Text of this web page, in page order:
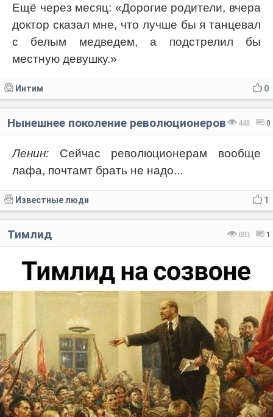
Ещё через месяц: «Дорогие родители, вчера
доктор сказал мне, что лучше бы я танцевал
с белым медведем, а подстрелил бы
местную девушку.»
0
Интим
448 0
Нынешнее поколение революционеров
Ленин: Сейчас революционерам вообще
лафа, почтамт брать не надо...
1
Известные люди
693 1
Тимлид